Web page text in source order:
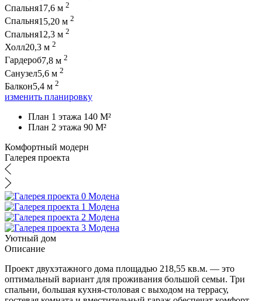
Спальня17,6 м 2
Спальня15,20 м 2
Спальня12,3 м 2
Холл20,3 м 2
Гардероб7,8 м 2
Санузел5,6 м 2
Балкон5,4 м 2
изменить планировку
План 1 этажа 140 M²
План 2 этажа 90 M²
Комфортный модерн
Галерея проекта
Уютный дом
Описание
Проект двухэтажного дома площадью 218,55 кв.м. — это
оптимальный вариант для проживания большой семьи. Три
спальни, большая кухня-столовая с выходом на террасу,